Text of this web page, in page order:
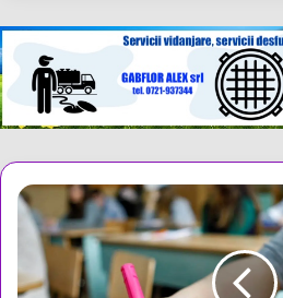
Bacalaureat
2025:
Încep
probele
de